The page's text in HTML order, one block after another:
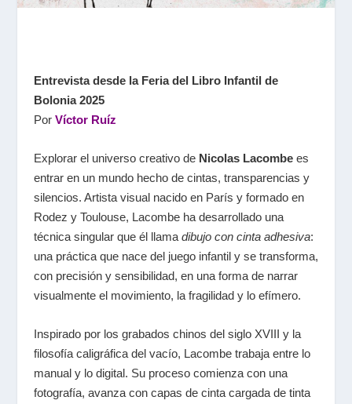
Entrevista desde la Feria del Libro Infantil de
Bolonia 2025
Por Víctor Ruíz
Explorar el universo creativo de Nicolas Lacombees
entrar en un mundo hecho de cintas, transparencias y
silencios. Artista visual nacido en París y formado en
Rodez y Toulouse, Lacombe ha desarrollado una
técnica singular que él llama dibujo con cinta adhesiva:
una práctica que nace del juego infantil y se transforma,
con precisión y sensibilidad, en una forma de narrar
visualmente el movimiento, la fragilidad y lo efímero.
Inspirado por los grabados chinos del siglo XVIII y la
filosofía caligráfica del vacío, Lacombe trabaja entre lo
manual y lo digital. Su proceso comienza con una
fotografía, avanza con capas de cinta cargada de tinta